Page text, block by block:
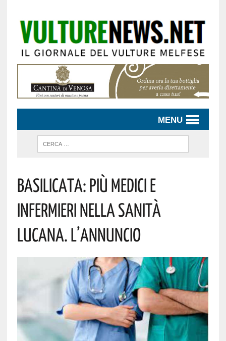
MENU
Basilicata: Più Medici E
Infermieri Nella Sanità
Lucana. L’annuncio